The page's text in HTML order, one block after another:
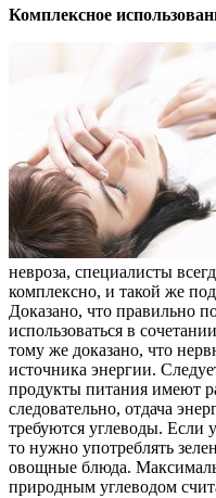
Комплексное
невроза, специалисты
комплексно, и такой же
Доказано, что правильно
использоваться в
тому же доказано, что
источника энергии.
продукты питания имеют
следовательно, отдача
требуются углеводы. Если
то нужно употреблять
овощные блюда.
природным углеводом